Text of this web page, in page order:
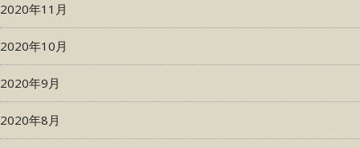
2020年11月
2020年10月
2020年9月
2020年8月